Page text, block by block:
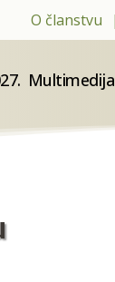
O članstvu
Multimedija